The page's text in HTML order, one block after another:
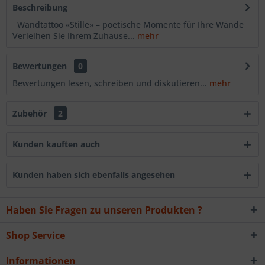
Beschreibung
Wandtattoo «Stille» – poetische Momente für Ihre Wände
Verleihen Sie Ihrem Zuhause... mehr
Bewertungen
0
Bewertungen lesen, schreiben und diskutieren... mehr
Zubehör 2
Kunden kauften auch
Kunden haben sich ebenfalls angesehen
Haben Sie Fragen zu unseren Produkten ?
Shop Service
Informationen